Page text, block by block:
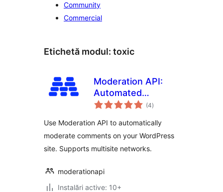
Community
Commercial
Etichetă modul: toxic
Moderation API:
Automated
Content
(4total
aprecieri
)
Use Moderation API to automatically
moderate comments on your WordPress
site. Supports multisite networks.
moderationapi
Instalări active: 10+